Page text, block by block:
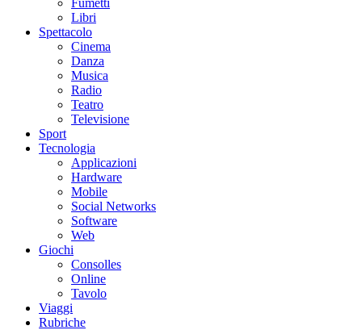
Fumetti
Libri
Spettacolo
Cinema
Danza
Musica
Radio
Teatro
Televisione
Sport
Tecnologia
Applicazioni
Hardware
Mobile
Social Networks
Software
Web
Giochi
Consolles
Online
Tavolo
Viaggi
Rubriche